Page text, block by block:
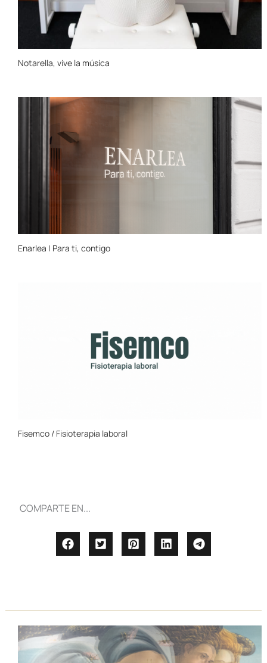
Notarella, vive la música
Enarlea | Para ti, contigo
Fisemco / Fisioterapia laboral
COMPARTE EN...